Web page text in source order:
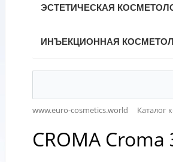
ЭСТЕТИЧЕСКАЯ
ИНЪЕКЦИОННАЯ
www.euro-cosmetics.world Каталог
CROMA